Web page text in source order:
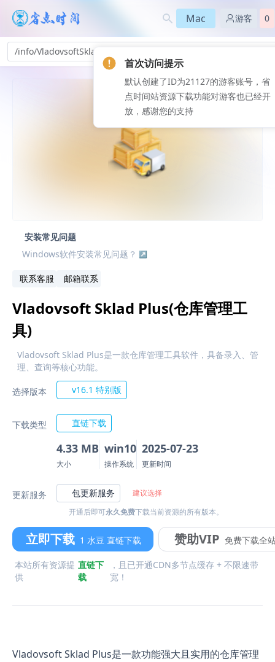
Mac 游客 0
/info/VladovsoftSkladPlus-3t_249
安装常见问题
Windows软件安装常见问题？
联系客服 邮箱联系
Vladovsoft Sklad Plus(仓库管理工
具)
Vladovsoft Sklad Plus是一款仓库管理工具软件，具备录入、管
理、查询等核心功能。
选择版本 v16.1 特别版
下载类型 直链下载
4.33 MB
大小
win10
操作系统
2025-07-23
更新时间
更新服务 包更新服务
建议选择
开通后即可永久免费下载当前资源的所有版本。
立即下载 1 水豆 直链下载 赞助VIP 免费下载全
本站所有资源提
供
直链下
载
，且已开通CDN多节点缓存 + 不限速带
宽！
Vladovsoft Sklad Plus是一款功能强大且实用的仓库管理
首次访问提示
默认创建了ID为21127的游客账号，省
点时间站资源下载功能对游客也已经开
放，感谢您的支持